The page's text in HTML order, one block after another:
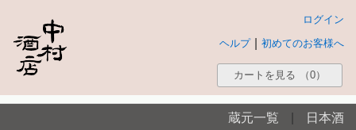
ログイン
初めてのお客様へ
ヘルプ
カートを見る （0）
蔵元一覧 日本酒